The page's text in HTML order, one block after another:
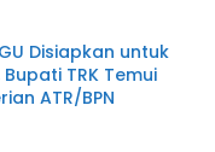
Disiapkan untuk
TRK Temui
ATR/BPN